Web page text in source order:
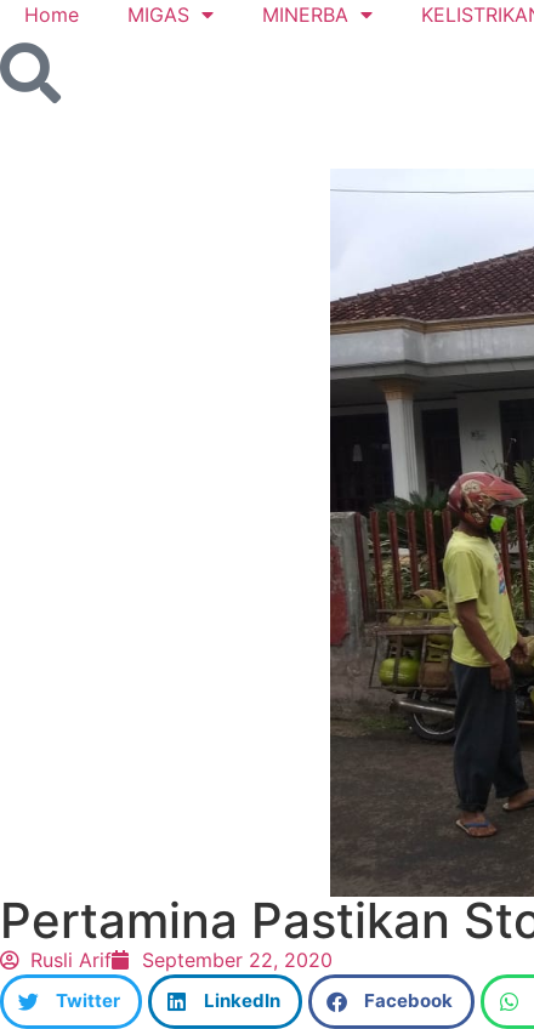
Home MIGAS MINERBA
Pertamina Pastikan
Rusli Arif September 22, 2020
Twitter LinkedIn Facebook